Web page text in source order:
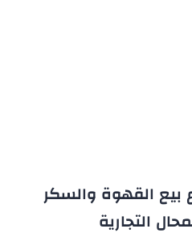
بيع القهوة والسكر
التجارية